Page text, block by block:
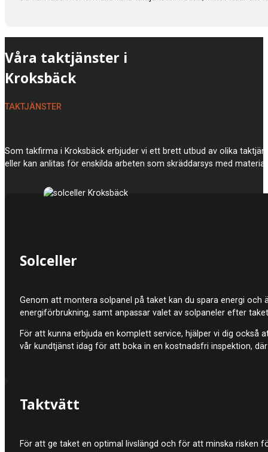
Våra taktjänster i
Kroksbäck
TAKTJÄNSTER
Som takfirma i Kroksbäck erbjuder vi ett brett utbud av olika
eller kan anlitas för enskilda arbeten som skräddarsys med
Solceller
Genom att montera solpanel på taket kan du spara energi och
energiförbrukning, samt anpassar valet av solpaneler efter
För att kunna erbjuda en komplett service, hjälper vi dig
vår kundtjänst idag för att boka in en kostnadsfri inspektion,
Taktvätt
För att ge taket en optimal livslängd och för att minska risken